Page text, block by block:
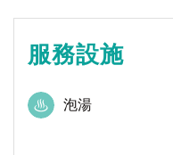
服務設施
泡湯